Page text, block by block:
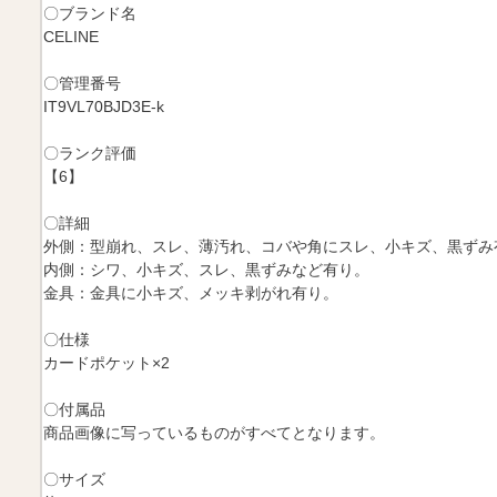
〇ブランド名
CELINE
〇管理番号
IT9VL70BJD3E-k
〇ランク評価
【6】
〇詳細
外側：型崩れ、スレ、薄汚れ、コバや角にスレ、小キズ、黒ず
内側：シワ、小キズ、スレ、黒ずみなど有り。
金具：金具に小キズ、メッキ剥がれ有り。
〇仕様
カードポケット×2
〇付属品
商品画像に写っているものがすべてとなります。
〇サイズ